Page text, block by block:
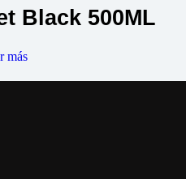
Black 500ML
más